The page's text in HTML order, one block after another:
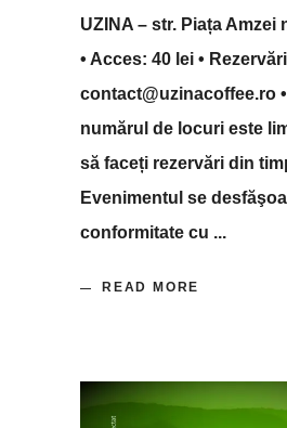
UZINA – str. Piața Amzei
• Acces: 40 lei •
contact@uzinacoffee.ro
numărul de locuri este
să faceți rezervări din
Evenimentul se
conformitate cu
READ MORE